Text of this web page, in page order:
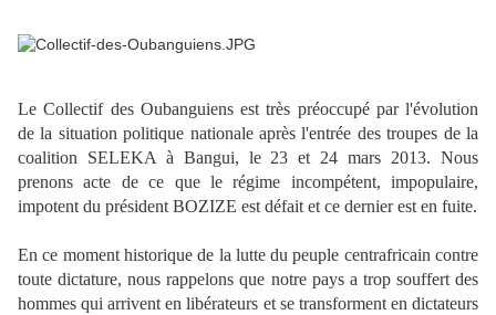
Le Collectif des Oubanguiens est très préoccupé par l'évolution
de la situation politique nationale après l'entrée des troupes de la
coalition SELEKA à Bangui, le 23 et 24 mars 2013. Nous
prenons acte de ce que le régime incompétent, impopulaire,
impotent du président BOZIZE est défait et ce dernier est en fuite.
En ce moment historique de la lutte du peuple centrafricain contre
toute dictature, nous rappelons que notre pays a trop souffert des
hommes qui arrivent en libérateurs et se transforment en dictateurs